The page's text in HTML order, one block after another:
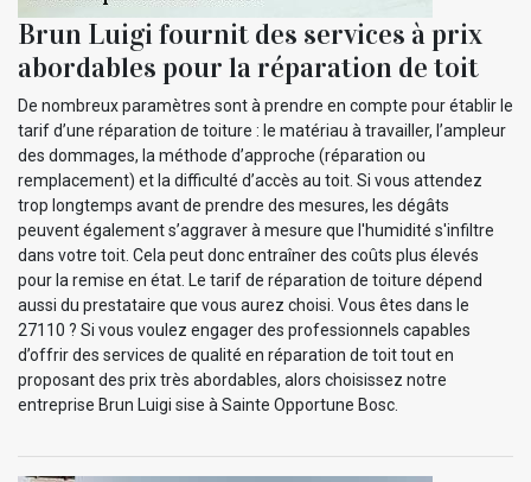
Brun Luigi fournit des services à prix
abordables pour la réparation de toit
De nombreux paramètres sont à prendre en compte pour établir le
tarif d’une réparation de toiture : le matériau à travailler, l’ampleur
des dommages, la méthode d’approche (réparation ou
remplacement) et la difficulté d’accès au toit. Si vous attendez
trop longtemps avant de prendre des mesures, les dégâts
peuvent également s’aggraver à mesure que l'humidité s'infiltre
dans votre toit. Cela peut donc entraîner des coûts plus élevés
pour la remise en état. Le tarif de réparation de toiture dépend
aussi du prestataire que vous aurez choisi. Vous êtes dans le
27110 ? Si vous voulez engager des professionnels capables
d’offrir des services de qualité en réparation de toit tout en
proposant des prix très abordables, alors choisissez notre
entreprise Brun Luigi sise à Sainte Opportune Bosc.